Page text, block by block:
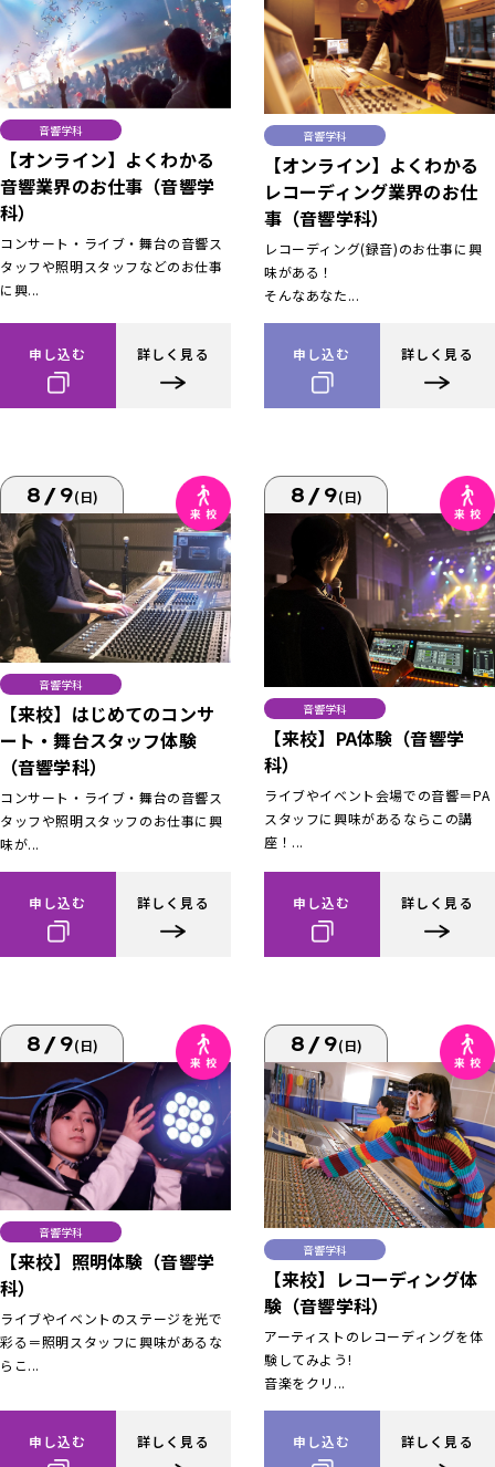
音響学科
【オンライン】よくわかる
音響業界のお仕事（音響学
科）
コンサート・ライブ・舞台の音響ス
タッフや照明スタッフなどのお仕事
に興...
申し込む 詳しく見る
音響学科
【オンライン】よくわかる
レコーディング業界のお仕
事（音響学科）
レコーディング(録音)のお仕事に興
味がある！
そんなあなた...
申し込む 詳しく見る
8/9(日)
音響学科
【来校】はじめてのコンサ
ート・舞台スタッフ体験
（音響学科）
コンサート・ライブ・舞台の音響ス
タッフや照明スタッフのお仕事に興
味が...
申し込む 詳しく見る
8/9(日)
音響学科
【来校】PA体験（音響学
科）
ライブやイベント会場での音響＝PA
スタッフに興味があるならこの講
座！...
申し込む 詳しく見る
8/9(日)
音響学科
【来校】照明体験（音響学
科）
ライブやイベントのステージを光で
彩る＝照明スタッフに興味があるな
らこ...
申し込む 詳しく見る
8/9(日)
音響学科
【来校】レコーディング体
験（音響学科）
アーティストのレコーディングを体
験してみよう!
音楽をクリ...
申し込む 詳しく見る